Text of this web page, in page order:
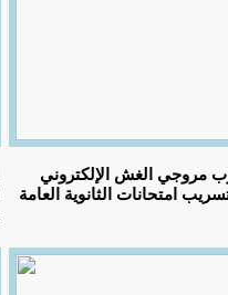
مروجي الغش الإلكتروني
امتحانات الثانوية العامة